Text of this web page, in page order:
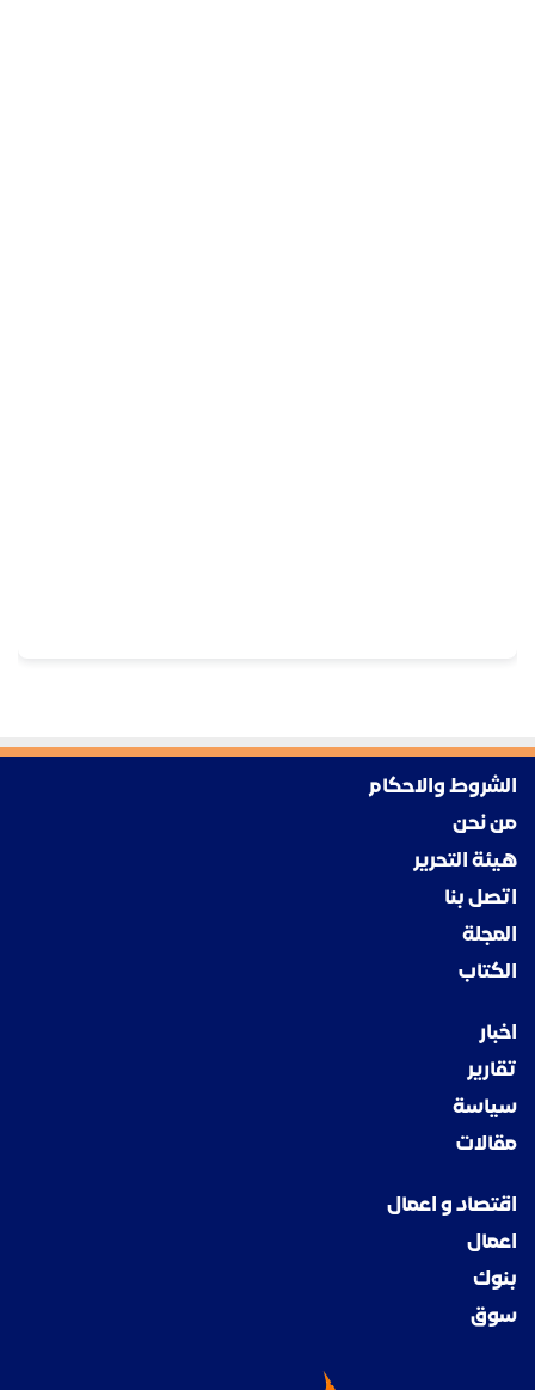
الشروط والاحكام
من نحن
هيئة التحرير
اتصل بنا
المجلة
الكتاب
اخبار
تقارير
سياسة
مقالات
اقتصاد و اعمال
اعمال
بنوك
سوق